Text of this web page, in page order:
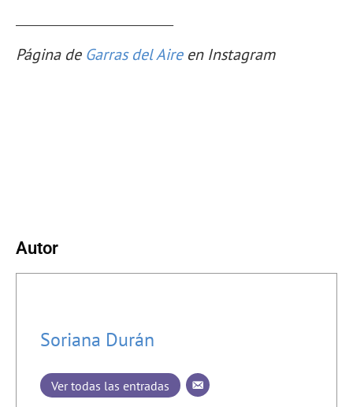
Página de Garras del Aireen Instagram
Autor
Soriana Durán
Ver todas las entradas